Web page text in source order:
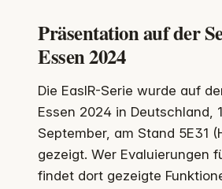
Präsentation auf der
Essen 2024
Die EasIR-Serie wurde auf
Essen 2024 in Deutschland,
September, am Stand 5E31
gezeigt. Wer Evaluierungen
findet dort gezeigte